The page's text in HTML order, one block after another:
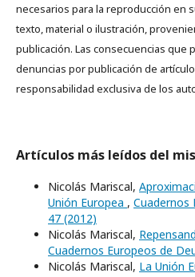
necesarios para la reproducción en
texto, material o ilustración,
publicación. Las consecuencias que
denuncias por publicación de
responsabilidad exclusiva de los
Artículos más leídos del
Nicolás Mariscal,
Unión Europea , Cuadernos
47 (2012)
Nicolás Mariscal,
Cuadernos Europeos de
Nicolás Mariscal, La Unión